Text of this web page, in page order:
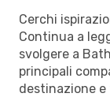
Cerchi
Continua a
svolgere a
principali
destinazione